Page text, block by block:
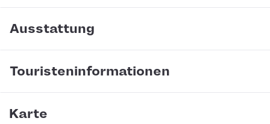
Ausstattung
Touristeninformationen
Karte